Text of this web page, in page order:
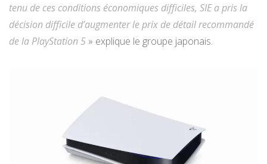
tenu de ces conditions économiques difficiles, SIE a pris la
décision difficile d’augmenter le prix de détail recommandé
de la PlayStation 5 » explique le groupe japonais.